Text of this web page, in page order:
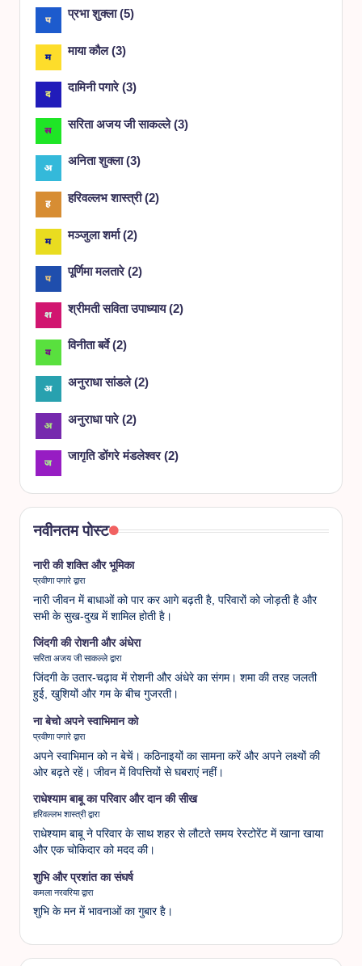
प्रभा शुक्ला(5)
माया कौल(3)
दामिनी पगारे(3)
सरिता अजय जी साकल्ले(3)
अनिता शुक्ला(3)
हरिवल्लभ शास्त्री(2)
मञ्जुला शर्मा(2)
पूर्णिमा मलतारे(2)
श्रीमती सविता उपाध्याय(2)
विनीता बर्वे(2)
अनुराधा सांडले(2)
अनुराधा पारे(2)
जागृति डोंगरे मंडलेश्वर(2)
नवीनतम पोस्ट
नारी की शक्ति और भूमिका
प्रवीणा पगारे द्वारा
नारी जीवन में बाधाओं को पार कर आगे बढ़ती है, परिवारों को जोड़ती है और
सभी के सुख-दुख में शामिल होती है।
जिंदगी की रोशनी और अंधेरा
सरिता अजय जी साकल्ले द्वारा
जिंदगी के उतार-चढ़ाव में रोशनी और अंधेरे का संगम। शमा की तरह जलती
हुई, खुशियों और गम के बीच गुजरती।
ना बेचो अपने स्वाभिमान को
प्रवीणा पगारे द्वारा
अपने स्वाभिमान को न बेचें। कठिनाइयों का सामना करें और अपने लक्ष्यों की
ओर बढ़ते रहें। जीवन में विपत्तियों से घबराएं नहीं।
राधेश्याम बाबू का परिवार और दान की सीख
हरिवल्लभ शास्त्री द्वारा
राधेश्याम बाबू ने परिवार के साथ शहर से लौटते समय रेस्टोरेंट में खाना खाया
और एक चोकिदार को मदद की।
शुभि और प्रशांत का संघर्ष
कमला नरवरिया द्वारा
शुभि के मन में भावनाओं का गुबार है।